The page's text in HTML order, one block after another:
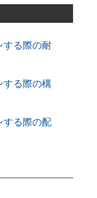
する際の耐
する際の構
する際の配